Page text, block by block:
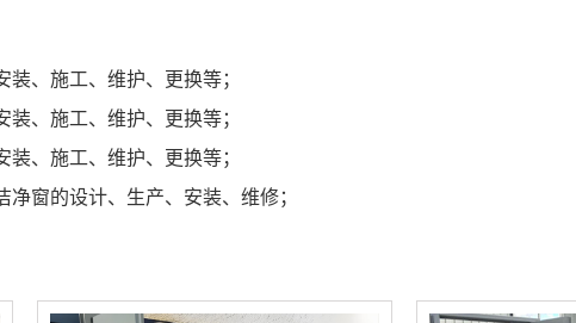
、施工、维护、更换等；
、施工、维护、更换等；
、施工、维护、更换等；
窗的设计、生产、安装、维修；